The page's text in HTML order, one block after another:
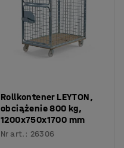
Rollkontener LEYTON,
obciążenie 800 kg,
1200x750x1700 mm
Nr art. : 26306